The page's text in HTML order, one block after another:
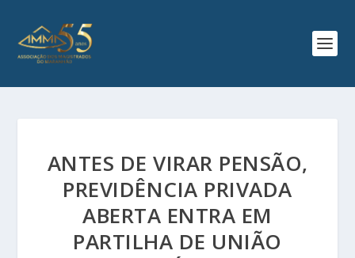
ANTES DE VIRAR PENSÃO,
PREVIDÊNCIA PRIVADA
ABERTA ENTRA EM
PARTILHA DE UNIÃO